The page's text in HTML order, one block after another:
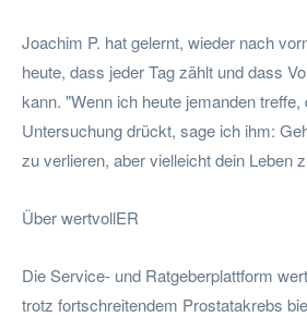
Joachim P. hat gelernt, wieder nach
heute, dass jeder Tag zählt und dass
kann. "Wenn ich heute jemanden
Untersuchung drückt, sage ich ihm:
zu verlieren, aber vielleicht dein Leben
Über wertvollER
Die Service- und Ratgeberplattform
trotz fortschreitendem Prostatakrebs